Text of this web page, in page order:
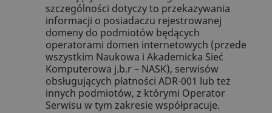
szczególności dotyczy to przekazywania
informacji o posiadaczu rejestrowanej
domeny do podmiotów będących
operatorami domen internetowych (przede
wszystkim Naukowa i Akademicka Sieć
Komputerowa j.b.r – NASK), serwisów
obsługujących płatności ADR-001 lub też
innych podmiotów, z którymi Operator
Serwisu w tym zakresie współpracuje.